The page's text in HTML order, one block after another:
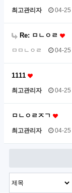
최고관리자 04-25
Re: ㅁㄴㅇㄹ
ㅁㅁㄴㅇㄹ 04-25
1111
최고관리자 04-25
ㅁㄴㅇㄹㅈㄱ
최고관리자 04-25